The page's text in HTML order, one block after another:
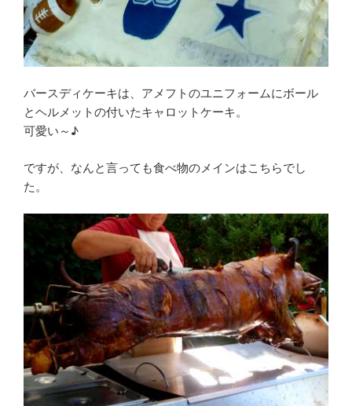
バースディケーキは、アメフトのユニフォームにボール
とヘルメットの付いたキャロットケーキ。
可愛い～♪
ですが、なんと言っても食べ物のメインはこちらでし
た。